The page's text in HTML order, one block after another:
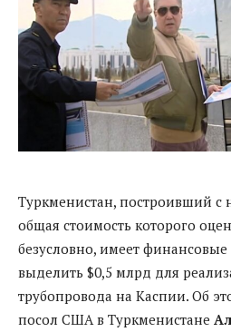
Туркменистан, построивший с
общая стоимость которого
безусловно, имеет
выделить $0,5 млрд для
трубопровода на Каспии. Об
посол США в Туркменистане